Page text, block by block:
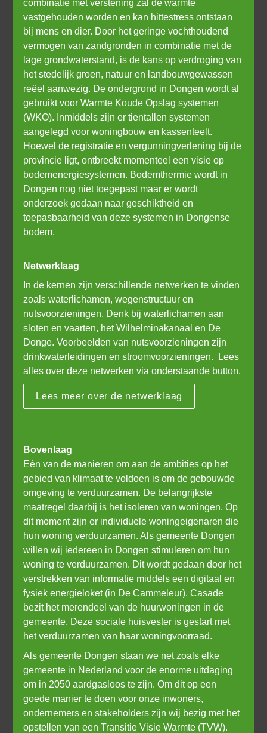
combinatie met verstening zal de warmte
vastgehouden worden en kan hittestress ontstaan
bij mens en dier. Door het geringe vochthoudend
vermogen van zandgronden in combinatie met de
lage grondwaterstand, is de kans op verdroging van
het stedelijk groen, natuur en landbouwgewassen
reëel aanwezig. De ondergrond in Dongen wordt al
gebruikt voor Warmte Koude Opslag systemen
(WKO). Inmiddels zijn er tientallen systemen
aangelegd voor woningbouw en kassenteelt.
Hoewel de registratie en vergunningverlening bij de
provincie ligt, ontbreekt momenteel een visie op
bodemenergiesystemen. Bodemthermie wordt in
Dongen nog niet toegepast maar er wordt
onderzoek gedaan naar geschiktheid en
toepasbaarheid van deze systemen in Dongense
bodem.
Netwerklaag
In de kernen zijn verschillende netwerken te vinden
zoals waterlichamen, wegenstructuur en
nutsvoorzieningen. Denk bij waterlichamen aan
sloten en vaarten, het Wilhelminakanaal en De
Donge. Voorbeelden van nutsvoorzieningen zijn
drinkwaterleidingen en stroomvoorzieningen.  Lees
alles over deze netwerken via onderstaande button.
Lees meer over de netwerklaag
Eén van de manieren om aan de ambities op het
gebied van klimaat te voldoen is om de gebouwde
omgeving te verduurzamen. De belangrijkste
maatregel daarbij is het isoleren van woningen. Op
dit moment zijn er individuele woningeigenaren die
hun woning verduurzamen. Als gemeente Dongen
willen wij iedereen in Dongen stimuleren om hun
woning te verduurzamen. Dit wordt gedaan door het
verstrekken van informatie middels een digitaal en
fysiek energieloket (in De Cammeleur). Casade
bezit het merendeel van de huurwoningen in de
gemeente. Deze sociale huisvester is gestart met
het verduurzamen van haar woningvoorraad.
Als gemeente Dongen staan we net zoals elke
gemeente in Nederland voor de enorme uitdaging
om in 2050 aardgasloos te zijn. Om dit op een
goede manier te doen voor onze inwoners,
ondernemers en stakeholders zijn wij bezig met het
opstellen van een Transitie Visie Warmte (TVW).